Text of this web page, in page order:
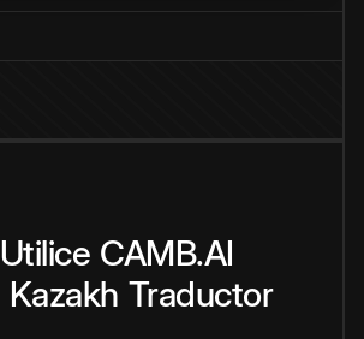
Utilice CAMB.AI
Kazakh Traductor